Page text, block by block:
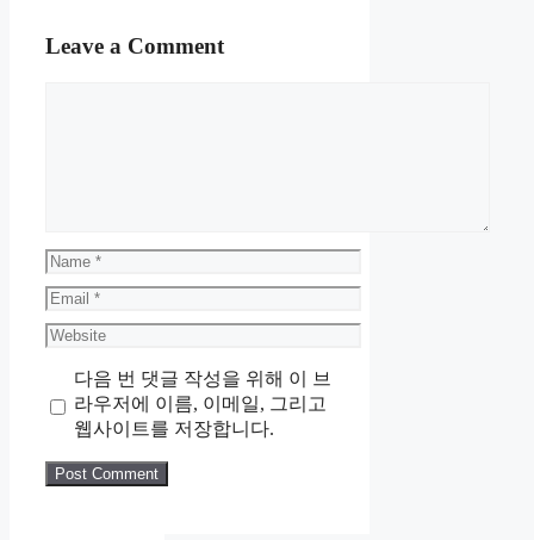
Leave a Comment
Name
Email
Website
다음 번 댓글 작성을 위해 이 브
라우저에 이름, 이메일, 그리고
웹사이트를 저장합니다.